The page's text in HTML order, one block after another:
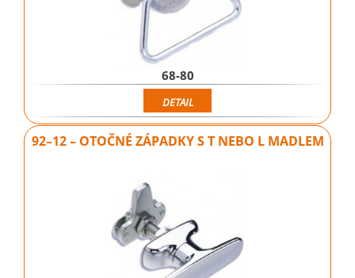
68-80
DETAIL
92–12 – OTOČNÉ ZÁPADKY S T NEBO L MADLEM